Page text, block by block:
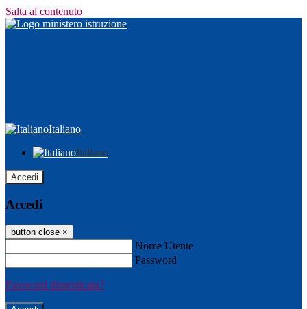
Salta al contenuto
Italiano
Italiano
Accedi
Accedi
button close ×
Nome Utente
Password
Password dimenticata?